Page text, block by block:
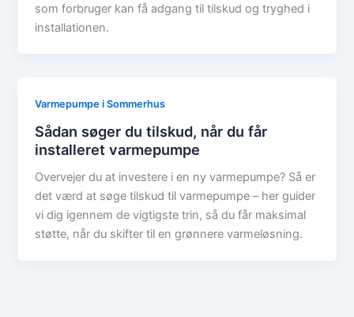
som forbruger kan få adgang til tilskud og tryghed i
installationen.
Varmepumpe i Sommerhus
Sådan søger du tilskud, når du får
installeret varmepumpe
Overvejer du at investere i en ny varmepumpe? Så er
det værd at søge tilskud til varmepumpe – her guider
vi dig igennem de vigtigste trin, så du får maksimal
støtte, når du skifter til en grønnere varmeløsning.